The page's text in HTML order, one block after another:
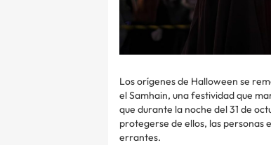
Los orígenes de Halloween se
el Samhain, una festividad que
que durante la noche del 31 de
protegerse de ellos, las personas
errantes.